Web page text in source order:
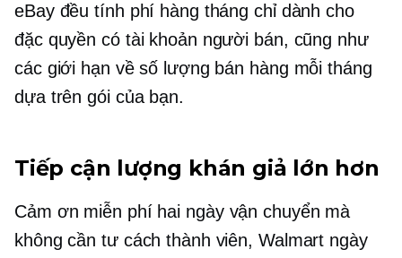
eBay đều tính phí hàng tháng chỉ dành cho
đặc quyền có tài khoản người bán, cũng như
các giới hạn về số lượng bán hàng mỗi tháng
dựa trên gói của bạn.
Tiếp cận lượng khán giả lớn hơn
Cảm ơn miễn phí hai ngàyvận chuyển mà
không cần tư cách thành viên, Walmart ngày